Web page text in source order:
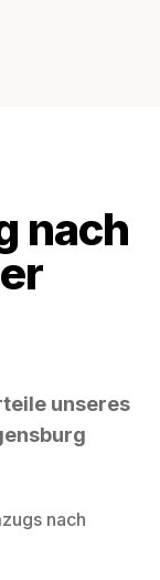
nach
unseres
nach